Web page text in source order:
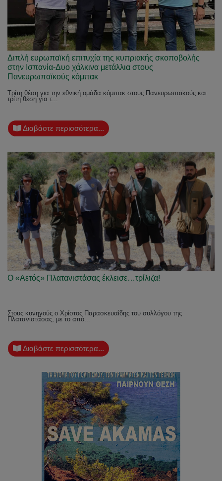
Διπλή ευρωπαϊκή επιτυχία της κυπριακής σκοποβολής
στην Ισπανία-Δυο χάλκινα μετάλλια στους
Πανευρωπαϊκούς κόμπακ
Τρίτη θέση για την εθνική ομάδα κόμπακ στους Πανευρωπαϊκούς και
τρίτη θέση για τ...
Διαβάστε περισσότερα...
O «Αετός» Πλατανιστάσας έκλεισε…τρίλιζα!
Στους κυνηγούς ο Χρίστος Παρασκευαΐδης του συλλόγου της
Πλατανιστάσας, με το από...
Διαβάστε περισσότερα...